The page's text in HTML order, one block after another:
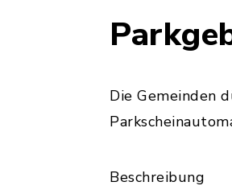
Die Gemeinden
Beschreibung